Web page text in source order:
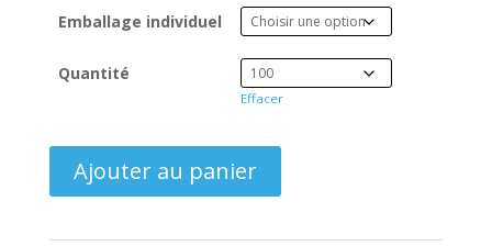
Emballage individuel
Quantité
Effacer
Ajouter au panier